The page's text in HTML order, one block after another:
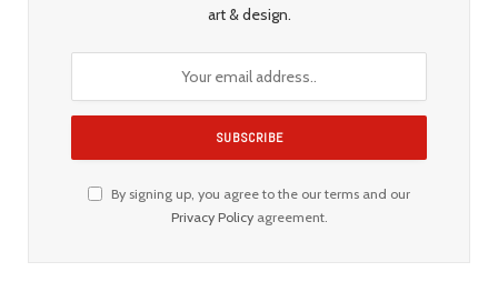
art & design.
By signing up, you agree to the our terms and our
Privacy Policyagreement.